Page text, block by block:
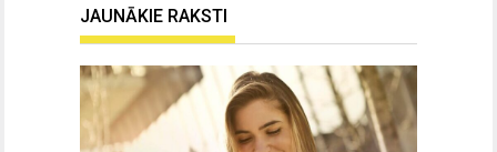
JAUNĀKIE RAKSTI